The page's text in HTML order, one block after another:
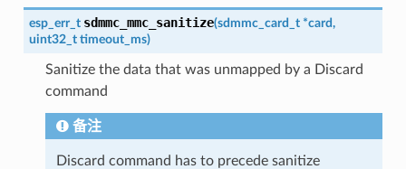
esp_err_t sdmmc_mmc_sanitize(sdmmc_card_t *card,
uint32_t timeout_ms)
Sanitize the data that was unmapped by a Discard
command
备注
Discard command has to precede sanitize